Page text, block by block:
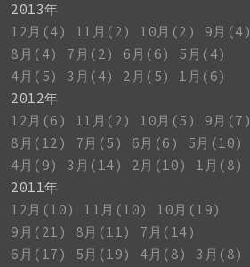
2013年
12月(4)
11月(2) 10月(2)
9月(4)
8月(4)
7月(2) 6月(6)
5月(4)
4月(5)
3月(4) 2月(5)
1月(6)
2012年
12月(6)
11月(2) 10月(5)
9月(7)
8月(12)
7月(5) 6月(6)
5月(10)
4月(9)
3月(14) 2月(10)
1月(8)
2011年
12月(10)
11月(10)
10月(19)
9月(21)
8月(11)
7月(14)
6月(17)
5月(19) 4月(8)
3月(8)